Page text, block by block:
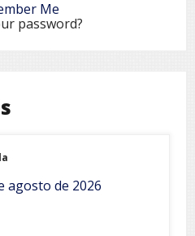
Me
password?
agosto de 2026